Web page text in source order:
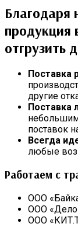
продукция
отгрузить
Поставка
другие
Поставка
поставок
Всегда
любые
Работаем с
ООО
ООО
ООО